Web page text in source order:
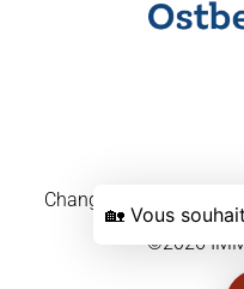
Changer ses
©2026